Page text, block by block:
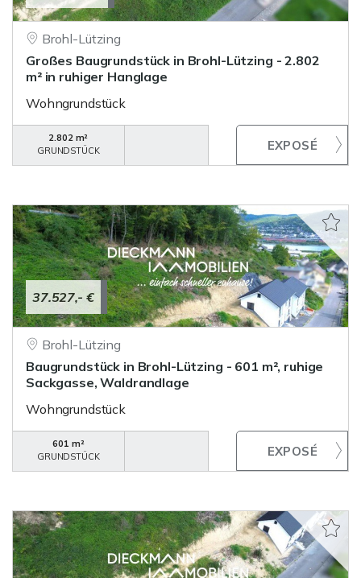
Brohl-Lützing
Großes Baugrundstück in Brohl-Lützing - 2.802
m² in ruhiger Hanglage
Wohngrundstück
2.802 m²
GRUNDSTÜCK
37.527,- €
Brohl-Lützing
Baugrundstück in Brohl-Lützing - 601 m², ruhige
Sackgasse, Waldrandlage
Wohngrundstück
601 m²
GRUNDSTÜCK